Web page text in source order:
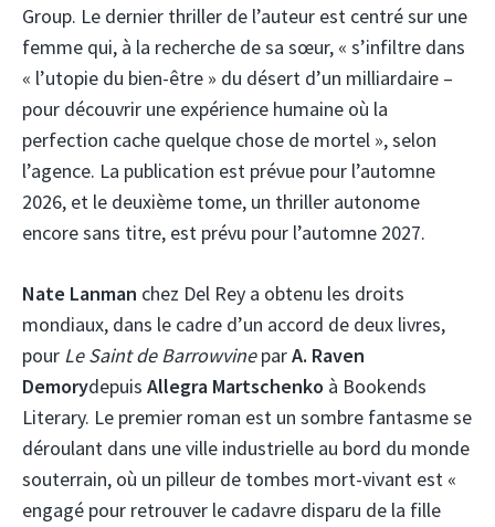
Group. Le dernier thriller de l’auteur est centré sur une
femme qui, à la recherche de sa sœur, « s’infiltre dans
« l’utopie du bien-être » du désert d’un milliardaire –
pour découvrir une expérience humaine où la
perfection cache quelque chose de mortel », selon
l’agence. La publication est prévue pour l’automne
2026, et le deuxième tome, un thriller autonome
encore sans titre, est prévu pour l’automne 2027.
Nate Lanman chez Del Rey a obtenu les droits
mondiaux, dans le cadre d’un accord de deux livres,
pour Le Saint de BarrowvineparA. Raven
Demorydepuis Allegra Martschenko à Bookends
Literary. Le premier roman est un sombre fantasme se
déroulant dans une ville industrielle au bord du monde
souterrain, où un pilleur de tombes mort-vivant est «
engagé pour retrouver le cadavre disparu de la fille